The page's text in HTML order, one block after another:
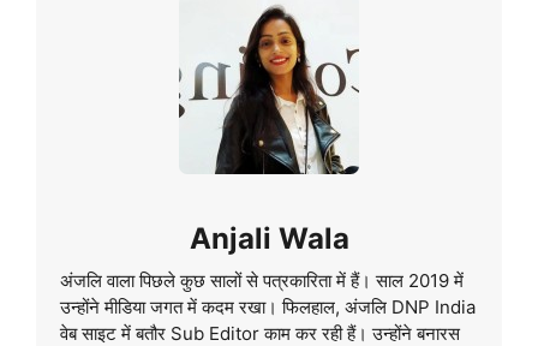
Anjali Wala
अंजलि वाला पिछले कुछ सालों से पत्रकारिता में हैं। साल 2019 में
उन्होंने मीडिया जगत में कदम रखा। फिलहाल, अंजलि DNP India
वेब साइट में बतौर Sub Editor काम कर रही हैं। उन्होंने बनारस